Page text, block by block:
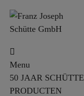
Menu
50 JAAR SCHÜTTE
PRODUCTEN